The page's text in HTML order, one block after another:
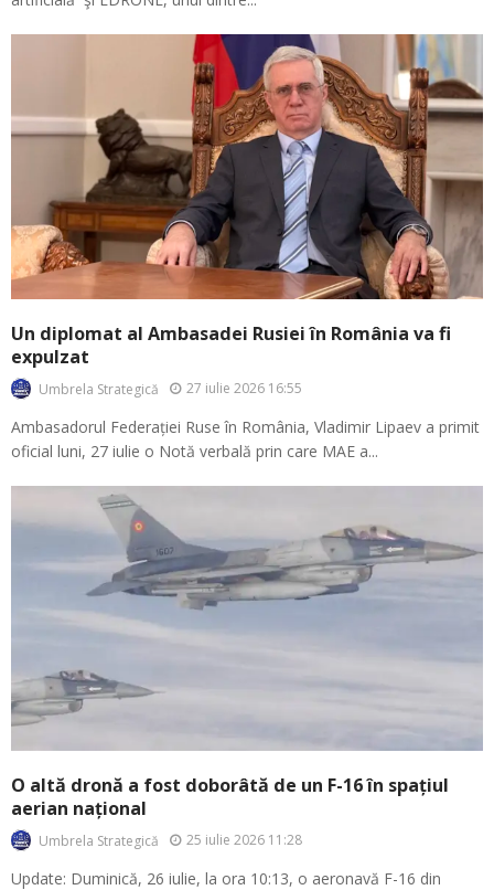
Un diplomat al Ambasadei Rusiei în România va fi
expulzat
Umbrela Strategică 27 iulie 2026 16:55
Ambasadorul Federației Ruse în România, Vladimir Lipaev a primit
oficial luni, 27 iulie o Notă verbală prin care MAE a...
O altă dronă a fost doborâtă de un F-16 în spațiul
aerian național
Umbrela Strategică 25 iulie 2026 11:28
Update: Duminică, 26 iulie, la ora 10:13, o aeronavă F-16 din